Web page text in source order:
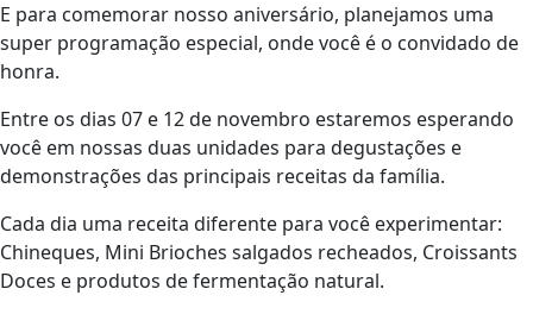
E para comemorar nosso aniversário, planejamos uma
super programação especial, onde você é o convidado de
honra.
Entre os dias 07 e 12 de novembro estaremos esperando
você em nossas duas unidades para degustações e
demonstrações das principais receitas da família.
Cada dia uma receita diferente para você experimentar:
Chineques, Mini Brioches salgados recheados, Croissants
Doces e produtos de fermentação natural.